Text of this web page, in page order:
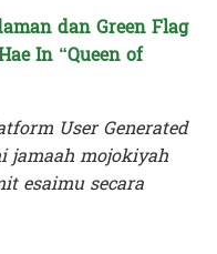
dan Green Flag
In “Queen of
User Generated
jamaah mojokiyah
esaimu secara